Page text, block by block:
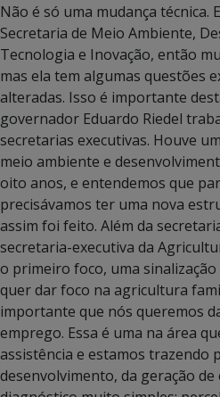
Não é só uma mudança técnica.
Secretaria de Meio Ambiente,
Tecnologia e Inovação, então
mas ela tem algumas questões
alteradas. Isso é importante
governador Eduardo Riedel
secretarias executivas. Houve
meio ambiente e
oito anos, e entendemos que
precisávamos ter uma nova
assim foi feito. Além da
secretaria-executiva da
o primeiro foco, uma
quer dar foco na agricultura
importante que nós queremos
emprego. Essa é uma na área
assistência e estamos trazendo
desenvolvimento, da geração